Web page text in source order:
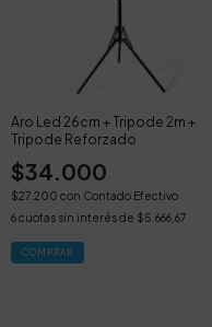
Aro Led 26cm + Tripode 2m +
Tripode Reforzado
$34.000
$27.200 con Contado Efectivo
6cuotas sin interés de $5.666,67